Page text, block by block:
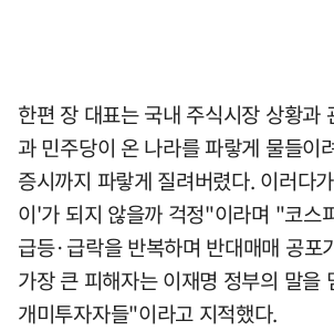
한편 장 대표는 국내 주식시장 상황과
과 민주당이 온 나라를 파랗게 물들이
증시까지 파랗게 질려버렸다. 이러다
이'가 되지 않을까 걱정"이라며 "코스
급등·급락을 반복하며 반대매매 공포
가장 큰 피해자는 이재명 정부의 말을
개미투자자들"이라고 지적했다.